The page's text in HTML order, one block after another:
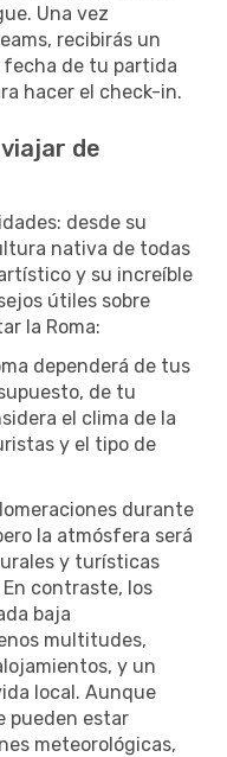
Una vez
recibirás un
fecha de tu partida
hacer el check-in.
de
desde su
nativa de todas
y su increíble
útiles sobre
la Roma:
dependerá de tus
de tu
el clima de la
y el tipo de
durante
la atmósfera será
y turísticas
contraste, los
baja
multitudes,
y un
local. Aunque
pueden estar
meteorológicas,